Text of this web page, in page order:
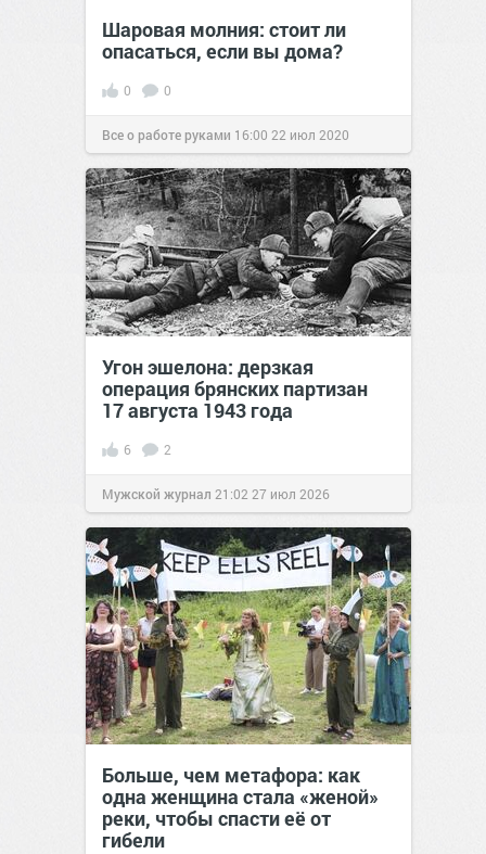
Шаровая молния: стоит ли
опасаться, если вы дома?
0 0
Все о работе руками 16:00 22 июл 2020
Угон эшелона: дерзкая
операция брянских партизан
17 августа 1943 года
6 2
Мужской журнал 21:02 27 июл 2026
Больше, чем метафора: как
одна женщина стала «женой»
реки, чтобы спасти её от
гибели